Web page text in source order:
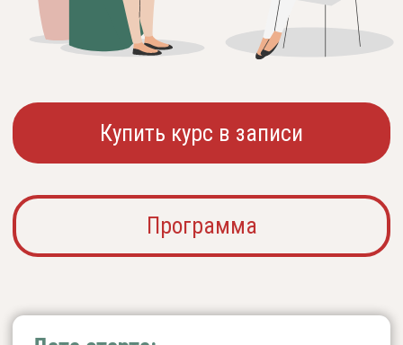
Количество занятий:
10 вебинаров
Документ:
Удостоверение о повышении
Онлайн
Дата старта:
сразу после
оплаты